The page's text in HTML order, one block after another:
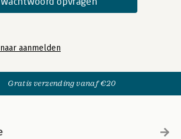
aanmelden
Gratis verzending vanaf €20